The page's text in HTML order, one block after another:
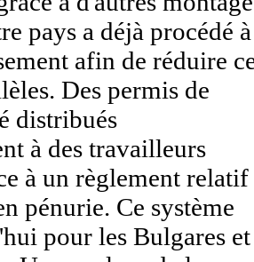
pays a déjà procédé à
afin de réduire
Des permis de
distribués
à des travailleurs
à un règlement relatif
pénurie. Ce système
pour les Bulgares et